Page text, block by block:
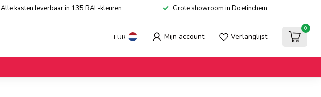
Alle kasten leverbaar in 135 RAL-kleuren Grote showroom in Doetinchem
EUR Mijn account Verlanglijst
0